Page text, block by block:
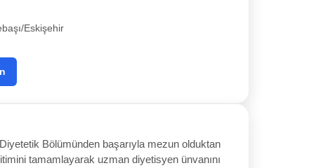
Eskişehir
Bölümünden başarıyla mezun olduktan
tamamlayarak uzman diyetisyen ünvanını